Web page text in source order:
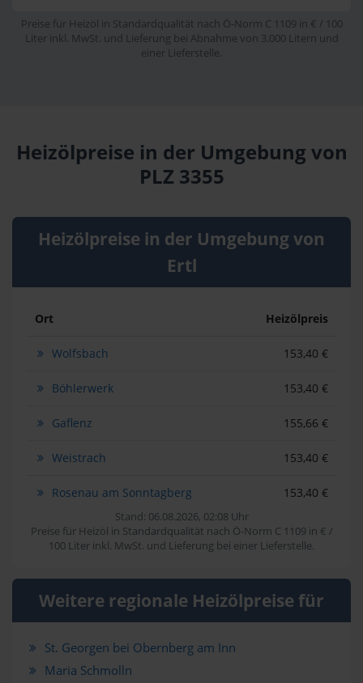
Preise für Heizöl in Standardqualität nach Ö-Norm C 1109 in € / 100
Liter inkl. MwSt. und Lieferung bei Abnahme von 3.000 Litern und
einer Lieferstelle.
Heizölpreise in der Umgebung von
PLZ 3355
Heizölpreise in der Umgebung von
Ertl
Ort Heizölpreis
Wolfsbach 153,40 €
Böhlerwerk 153,40 €
Gaflenz 155,66 €
Weistrach 153,40 €
Rosenau am Sonntagberg 153,40 €
Stand: 06.08.2026, 02:08 Uhr
Preise für Heizöl in Standardqualität nach Ö-Norm C 1109 in € /
100 Liter inkl. MwSt. und Lieferung bei einer Lieferstelle.
Weitere regionale Heizölpreise für
St. Georgen bei Obernberg am Inn
Maria Schmolln